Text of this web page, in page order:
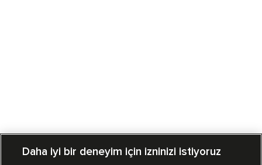
Daha iyi bir deneyim için izninizi istiyoruz